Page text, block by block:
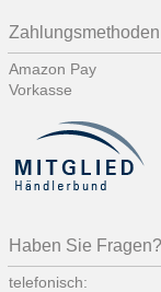
Zahlungsmethoden
Amazon Pay
Vorkasse
Haben Sie Fragen?
telefonisch: